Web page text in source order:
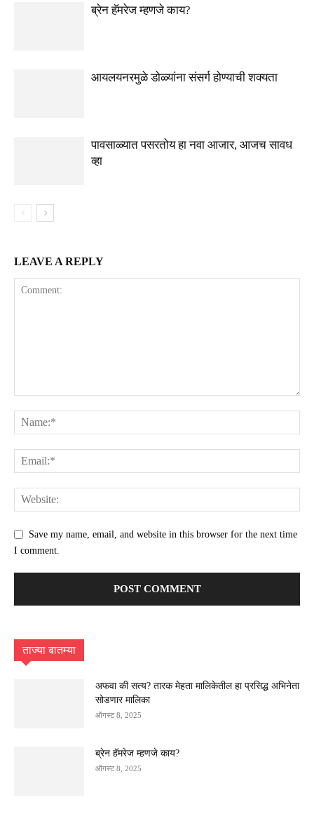
ब्रेन हॅमरेज म्हणजे काय?
आयलयनरमुळे डोळ्यांना संसर्ग होण्याची शक्यता
पावसाळ्यात पसरतोय हा नवा आजार, आजच सावध
व्हा
LEAVE A REPLY
Save my name, email, and website in this browser for the next time
I comment.
ताज्या बातम्या
अफवा की सत्य? तारक मेहता मालिकेतील हा प्रसिद्ध अभिनेता
सोडणार मालिका
ऑगस्ट 8, 2025
ब्रेन हॅमरेज म्हणजे काय?
ऑगस्ट 8, 2025